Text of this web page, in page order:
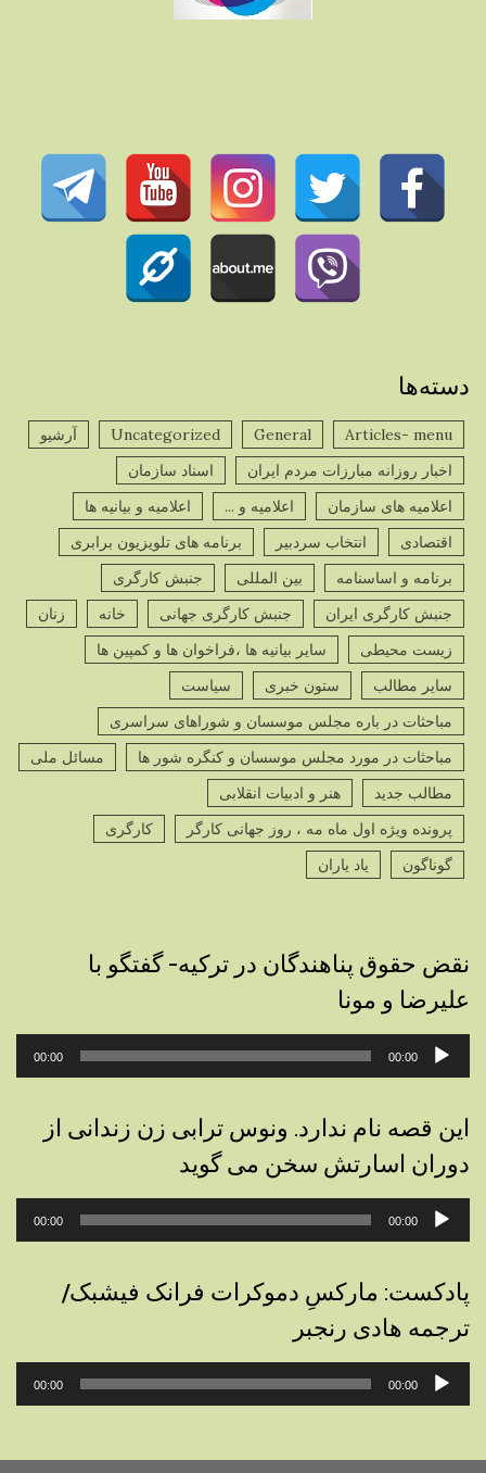
دسته‌ها
Articles- menu
General
Uncategorized
آرشیو
اخبار روزانه مبارزات مردم ایران
اسناد سازمان
اعلامیه های سازمان
اعلامیه و ...
اعلامیه و بیانیه ها
اقتصادی
انتخاب سردبیر
برنامه های تلویزیون برابری
برنامه و اساسنامه
بین المللی
جنبش کارگری
جنبش کارگری ایران
جنبش کارگری جهانی خانه
زنان
زیست محیطی
سایر بیانیه ها ،فراخوان ها و کمپین ها
سایر مطالب
ستون خبری
سیاست
مباحثات در باره مجلس موسسان و شوراهای سراسری
مباحثات در مورد مجلس موسسان و کنگره شور ها
مسائل ملی
مطالب جدید
هنر و ادبیات انقلابی
پرونده ویژه اول ماه مه ، روز جهانی کارگر
کارگری
گوناگون
یاد یاران
نقض حقوق پناهندگان در ترکیه- گفتگو با
علیرضا و مونا
پخش‌کننده
صوت
00:00
00:00
این قصه نام ندارد. ونوس ترابی زن زندانی از
دوران اسارتش سخن می گوید
پخش‌کننده
صوت
00:00
00:00
پادکست: مارکسِ دموکرات فرانک فیشبک/
ترجمه هادی رنجبر
پخش‌کننده
صوت
00:00
00:00